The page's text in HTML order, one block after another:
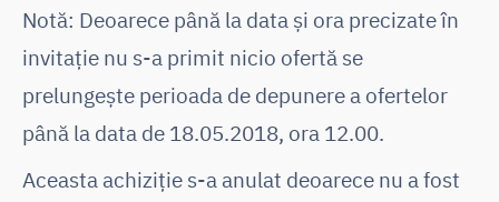
Notă: Deoarece până la data și ora precizate în
invitație nu s-a primit nicio ofertă se
prelungește perioada de depunere a ofertelor
până la data de 18.05.2018, ora 12.00.
Aceasta achiziție s-a anulat deoarece nu a fost